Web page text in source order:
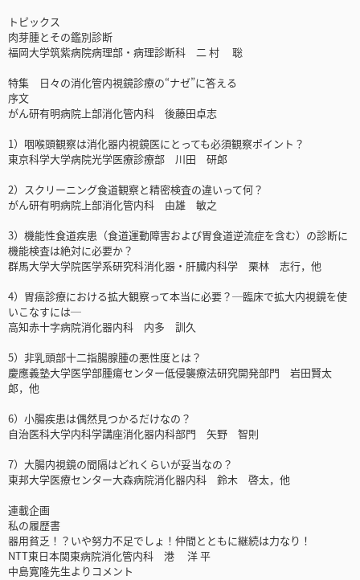
トピックス
肉芽腫とその鑑別診断
福岡大学筑紫病院病理部・病理診断科 二 村 聡
特集 日々の消化管内視鏡診療の“ナゼ”に答える
序文
がん研有明病院上部消化管内科 後藤田卓志
1）咽喉頭観察は消化器内視鏡医にとっても必須観察ポイント？
東京科学大学病院光学医療診療部 川田 研郎
2）スクリーニング食道観察と精密検査の違いって何？
がん研有明病院上部消化管内科 由雄 敏之
3）機能性食道疾患（食道運動障害および胃食道逆流症を含む）の診断に
機能検査は絶対に必要か？
群馬大学大学院医学系研究科消化器・肝臓内科学 栗林 志行，他
4）胃癌診療における拡大観察って本当に必要？─臨床で拡大内視鏡を使
いこなすには─
高知赤十字病院消化器内科 内多 訓久
5）非乳頭部十二指腸腺腫の悪性度とは？
慶應義塾大学医学部腫瘍センター低侵襲療法研究開発部門 岩田賢太
郎，他
6）小腸疾患は偶然見つかるだけなの？
自治医科大学内科学講座消化器内科部門 矢野 智則
7）大腸内視鏡の間隔はどれくらいが妥当なの？
東邦大学医療センター大森病院消化器内科 鈴木 啓太，他
連載企画
私の履歴書
器用貧乏！？いや努力不足でしょ！仲間とともに継続は力なり！
NTT東日本関東病院消化管内科 港 洋 平
中島寛隆先生よりコメント